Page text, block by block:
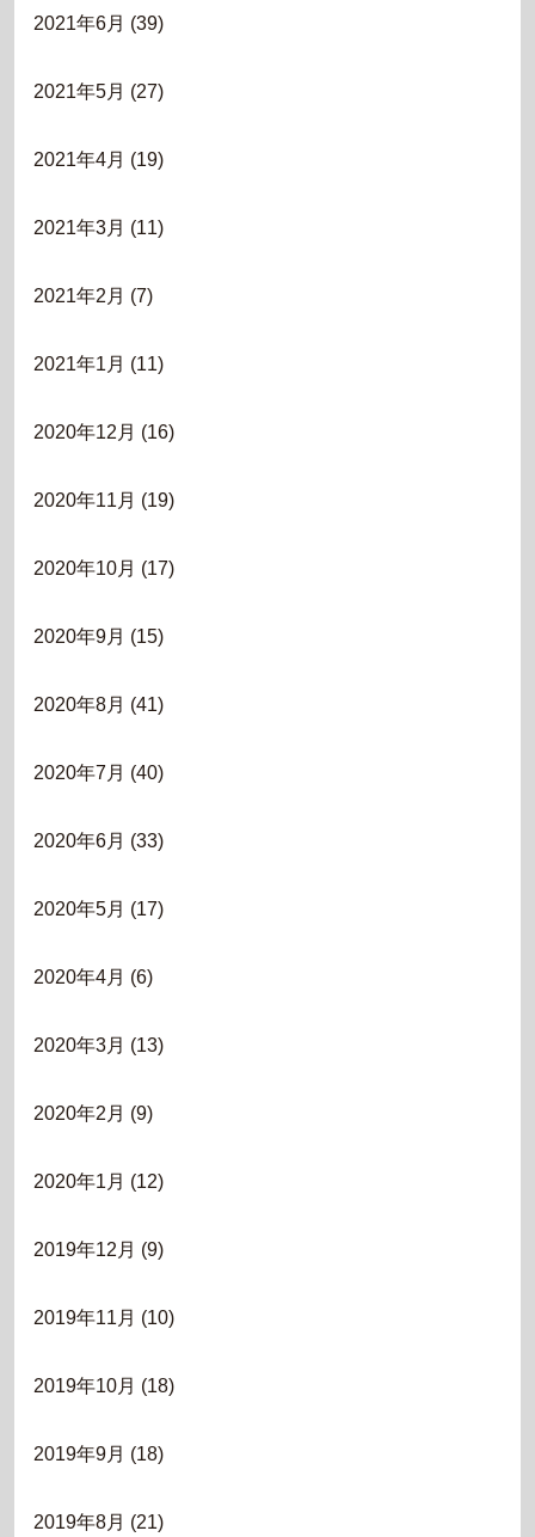
2021年6月 (39)
2021年5月 (27)
2021年4月 (19)
2021年3月 (11)
2021年2月 (7)
2021年1月 (11)
2020年12月 (16)
2020年11月 (19)
2020年10月 (17)
2020年9月 (15)
2020年8月 (41)
2020年7月 (40)
2020年6月 (33)
2020年5月 (17)
2020年4月 (6)
2020年3月 (13)
2020年2月 (9)
2020年1月 (12)
2019年12月 (9)
2019年11月 (10)
2019年10月 (18)
2019年9月 (18)
2019年8月 (21)